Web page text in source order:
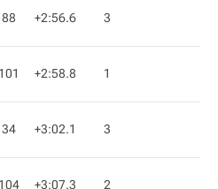
88 +2:56.6 3
101 +2:58.8 1
34 +3:02.1 3
104 +3:07.3 2